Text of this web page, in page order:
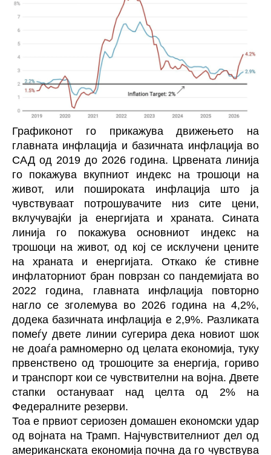
Графиконот го прикажува движењето на
главната инфлација и базичната инфлација во
САД од 2019 до 2026 година. Црвената линија
го покажува вкупниот индекс на трошоци на
живот, или пошироката инфлација што ја
чувствуваат потрошувачите низ сите цени,
вклучувајќи ја енергијата и храната. Сината
линија го покажува основниот индекс на
трошоци на живот, од кој се исклучени цените
на храната и енергијата. Откако ќе стивне
инфлаторниот бран поврзан со пандемијата во
2022 година, главната инфлација повторно
нагло се зголемува во 2026 година на 4,2%,
додека базичната инфлација е 2,9%. Разликата
помеѓу двете линии сугерира дека новиот шок
не доаѓа рамномерно од целата економија, туку
првенствено од трошоците за енергија, гориво
и транспорт кои се чувствителни на војна. Двете
стапки остануваат над целта од 2% на
Федералните резерви.
Тоа е првиот сериозен домашен економски удар
од војната на Трамп. Најчувствителниот дел од
американската економија почна да го чувствува